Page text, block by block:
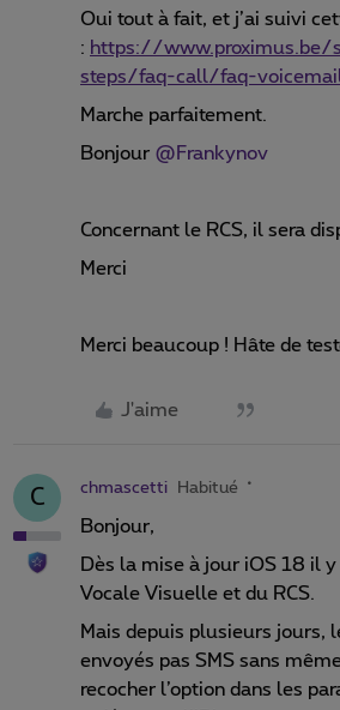
Oui tout à fait, et j’ai suivi
: https://
steps/faq-call/faq-
Marche parfaitement.
Bonjour @Frankynov
Concernant le RCS, il sera
Merci
Merci beaucoup ! Hâte de
J'aime
C chmascetti Habitué
Bonjour,
Dès la mise à jour iOS 18 il
Vocale Visuelle et du RCS.
Mais depuis plusieurs jours,
envoyés pas SMS sans
recocher l’option dans les